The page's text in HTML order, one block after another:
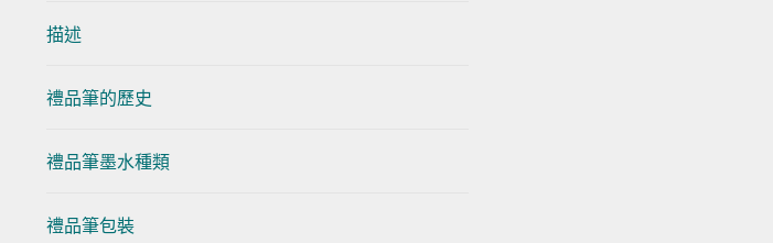
描述
禮品筆的歷史
禮品筆墨水種類
禮品筆包裝